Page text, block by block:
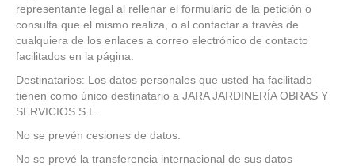
representante legal al rellenar el formulario de la petición o
consulta que el mismo realiza, o al contactar a través de
cualquiera de los enlaces a correo electrónico de contacto
facilitados en la página.
Destinatarios: Los datos personales que usted ha facilitado
tienen como único destinatario a JARA JARDINERÍA OBRAS Y
SERVICIOS S.L.
No se prevén cesiones de datos.
No se prevé la transferencia internacional de sus datos